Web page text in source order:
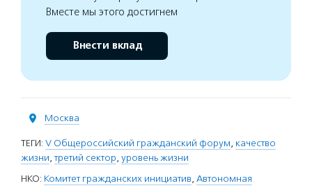
Вместе мы этого достигнем
Внести вклад
Москва
ТЕГИ: V Общероссийский гражданский форум, качество
жизни,третий сектор, уровень жизни
НКО: Комитет гражданских инициатив, Автономная